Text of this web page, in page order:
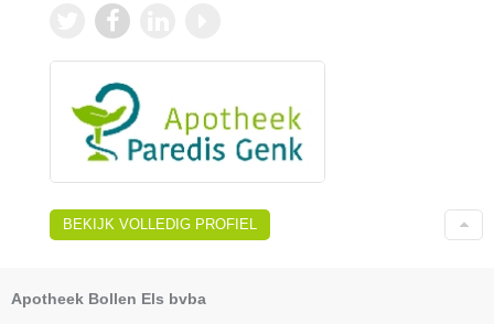
BEKIJK VOLLEDIG PROFIEL
Apotheek Bollen Els bvba